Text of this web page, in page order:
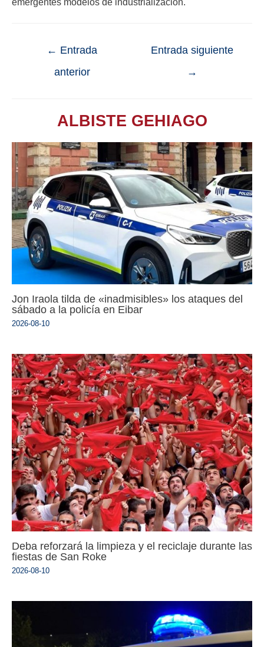
← Entrada
anterior
Entrada siguiente
→
ALBISTE GEHIAGO
Jon Iraola tilda de «inadmisibles» los ataques del
sábado a la policía en Eibar
2026-08-10
Deba reforzará la limpieza y el reciclaje durante las
fiestas de San Roke
2026-08-10